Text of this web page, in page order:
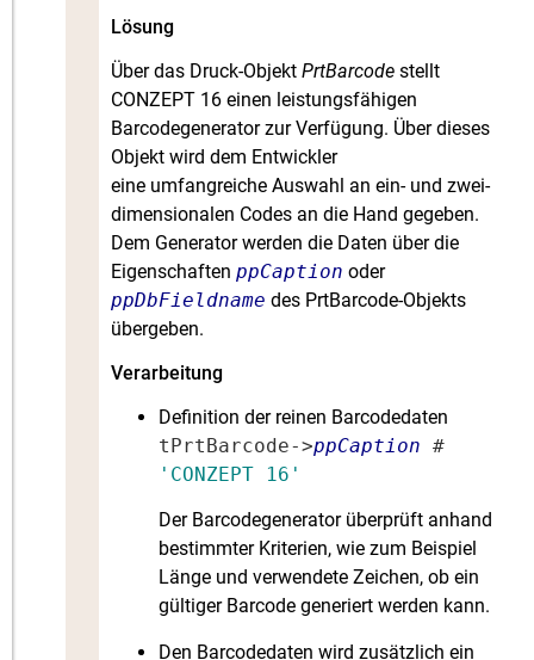
Lösung
Über das Druck-ObjektPrtBarcode stellt
CONZEPT 16 einen leistungsfähigen
Barcodegenerator zur Verfügung. Über dieses
Objekt wird dem Entwickler
eine umfangreiche Auswahl an ein- und zwei-
dimensionalen Codes an die Hand gegeben.
Dem Generator werden die Daten über die
EigenschaftenppCaption oder
ppDbFieldname des PrtBarcode-Objekts
übergeben.
Verarbeitung
Definition der reinen Barcodedaten
tPrtBarcode->ppCaption #
'CONZEPT 16'
Der Barcodegenerator überprüft anhand
bestimmter Kriterien, wie zum Beispiel
Länge und verwendete Zeichen, ob ein
gültiger Barcode generiert werden kann.
Den Barcodedaten wird zusätzlich ein